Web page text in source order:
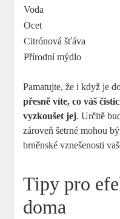
Voda
Ocet
Citrónová šťáva
Přírodní mýdlo
Pamatujte, že i když je
přesně víte, co váš
vyzkoušet jej. Určitě
zároveň šetrné mohou
brněnské vznešenosti
Tipy pro
doma